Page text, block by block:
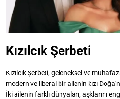
Kızılcık Şerbeti
Kızılcık Şerbeti, geleneksel ve
modern ve liberal bir ailenin kızı
İki ailenin farklı dünyaları, aşklarını